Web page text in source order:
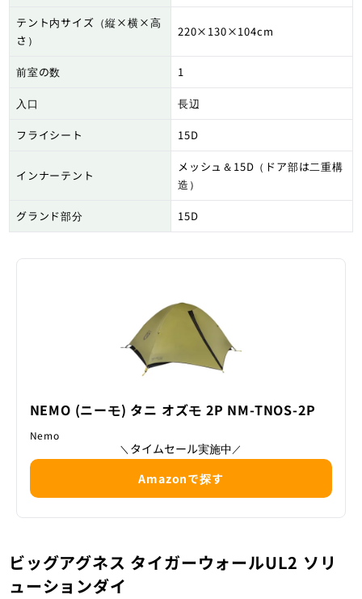
テント内サイズ（縦×横×高
さ）
220×130×104cm
前室の数 1
入口 長辺
フライシート 15D
インナーテント
メッシュ＆15D（ドア部は二重構
造）
グランド部分 15D
NEMO (ニーモ) タニ オズモ 2P NM-TNOS-2P
Nemo
＼ タイムセール実施中 ／
Amazonで探す
ビッグアグネス タイガーウォールUL2 ソリ
ューションダイ